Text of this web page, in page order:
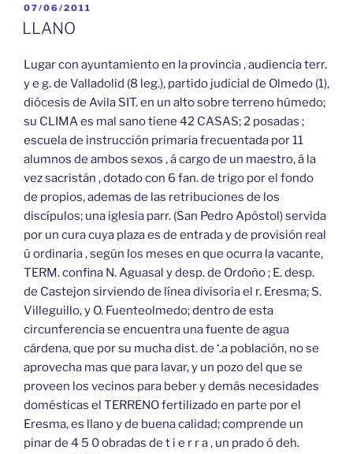
PUBLICADO
EL
07/06/2011
LLANO
Lugar con ayuntamiento en la provincia , audiencia terr.
y e g. de Valladolid (8 leg.), partido judicial de Olmedo (1),
diócesis de Avila SIT. en un alto sobre terreno húmedo;
su CLIMA es mal sano tiene 42 CASAS; 2 posadas ;
escuela de instrucción primaria frecuentada por 11
alumnos de ambos sexos , á cargo de un maestro, á la
vez sacristán , dotado con 6 fan. de trigo por el fondo
de propios, ademas de las retribuciones de los
discípulos; una iglesia parr. (San Pedro Apóstol) servida
por un cura cuya plaza es de entrada y de provisión real
ú ordinaria , según los meses en que ocurra la vacante,
TERM. confina N. Aguasal y desp. de Ordoño ; E. desp.
de Castejon sirviendo de línea divisoria el r. Eresma; S.
Villeguillo, y O. Fuenteolmedo; dentro de esta
circunferencia se encuentra una fuente de agua
cárdena, que por su mucha dist. de ‘.a población, no se
aprovecha mas que para lavar, y un pozo del que se
proveen los vecinos para beber y demás necesidades
domésticas el TERRENO fertilizado en parte por el
Eresma, es llano y de buena calidad; comprende un
pinar de 4 5 0 obradas de t i e r r a , un prado ó deh.